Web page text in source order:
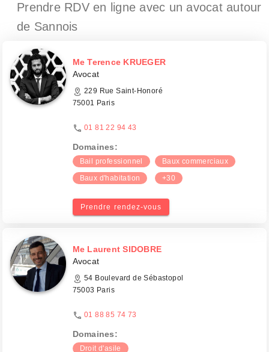
Prendre RDV en ligne avec un avocat autour
de Sannois
Me Terence KRUEGER
Avocat
229 Rue Saint-Honoré
75001 Paris
01 81 22 94 43
Domaines:
Bail professionnel
Baux commerciaux
Baux d'habitation
+30
Prendre rendez-vous
Me Laurent SIDOBRE
Avocat
54 Boulevard de Sébastopol
75003 Paris
01 88 85 74 73
Domaines:
Droit d'asile